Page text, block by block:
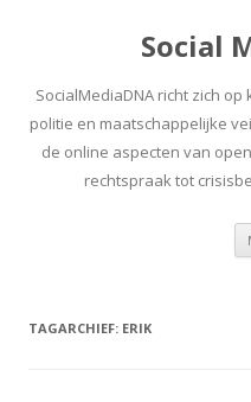
Social
SocialMediaDNA richt zich
politie en maatschappelijke
de online aspecten van
rechtspraak tot
TAGARCHIEF: ERIK